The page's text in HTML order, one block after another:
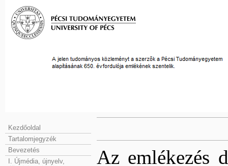
Kezdőoldal
Tartalomjegyzék
Bevezetés
I. Újmédia, újnyelv,
Az emlékezés